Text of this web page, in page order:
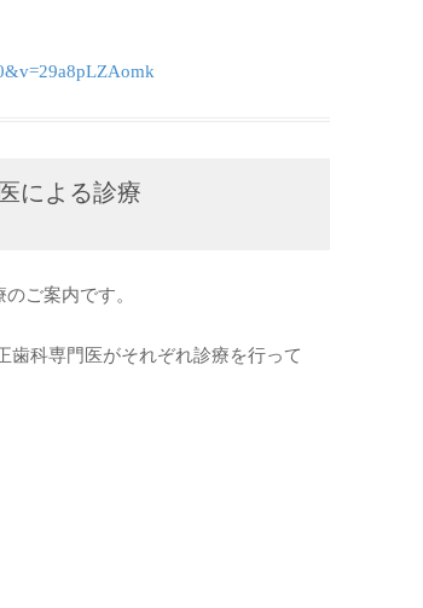
による診療
ご案内です。
歯科専門医がそれぞれ診療を行って